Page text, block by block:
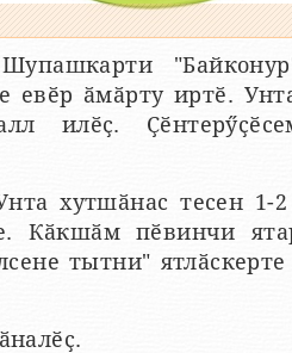
ӑмӑрту иртӗ.
илӗҫ.
хутшӑнас тесен 1-
Кӑкшӑм пӗвинчи
тытни"